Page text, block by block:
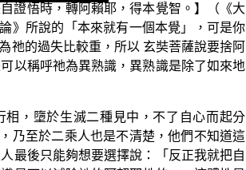
證悟時，轉阿賴耶，得本覺智。】（《大
》所說的「本來就有一個本覺」，可是你
祂的過失比較重，所以 玄奘菩薩說要捨阿
以稱呼祂為異熟識，異熟識是除了如來地
，墮於生滅二種見中，不了自心而起分
乃至於二乘人也是不清楚，他們不知道這
最後只能夠想要選擇說：「反正我就把自